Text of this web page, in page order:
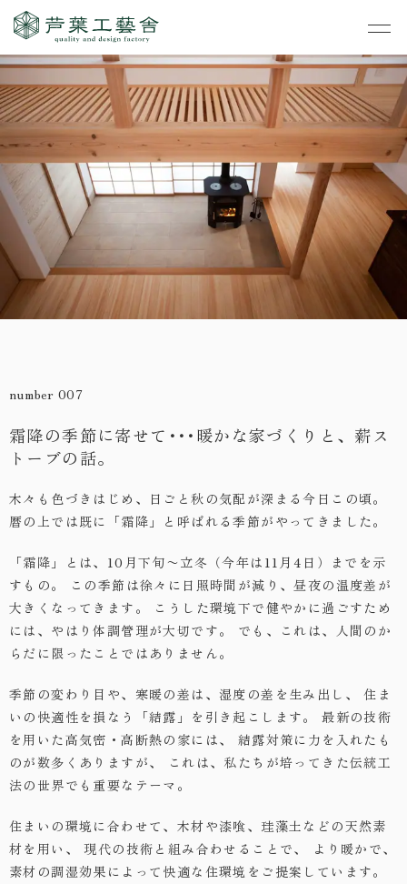
number 007
霜降の季節に寄せて･･･暖かな家づくりと、薪ス
トーブの話。
木々も色づきはじめ、日ごと秋の気配が深まる今日この頃。
暦の上では既に「霜降」と呼ばれる季節がやってきました。
「霜降」とは、10月下旬〜立冬（今年は11月4日）までを示
すもの。
この季節は徐々に日照時間が減り、昼夜の温度差が
大きくなってきます。
こうした環境下で健やかに過ごすため
には、やはり体調管理が大切です。
でも、これは、人間のか
らだに限ったことではありません。
季節の変わり目や、寒暖の差は、湿度の差を生み出し、
住ま
いの快適性を損なう「結露」を引き起こします。
最新の技術
を用いた高気密・高断熱の家には、
結露対策に力を入れたも
のが数多くありますが、
これは、私たちが培ってきた伝統工
法の世界でも重要なテーマ。
住まいの環境に合わせて、木材や漆喰、珪藻土などの天然素
材を用い、
現代の技術と組み合わせることで、
より暖かで、
素材の調湿効果によって快適な住環境をご提案しています。
作品集
- すべて
- 一般住宅
- 店舗・オフィス
- リノベーション
事業案内
- TOP
- 新築
- 店舗・オフィス
- リノベーション
- 家・不動産の利活用
ご見学
- すべて
- コンセプトハウス6
- コンセプトハウス5
・私たちの家づくり
・お知らせ
・イベント
・手しごとのコラム
・お客さまの声
・お問い合わせ